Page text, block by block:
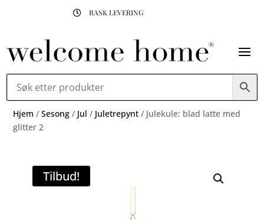
 RASK LEVERING
Hjem /Sesong / Jul / Juletrepynt / Julekule: blad latte med
glitter 2
Tilbud!